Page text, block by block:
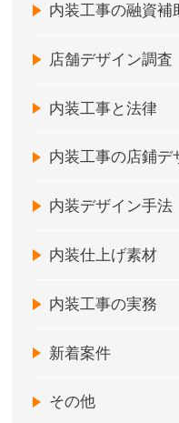
内装工事の融資補
店舗デザイン調査
内装工事と法律
内装工事の店鋪デ
内装デザイン手法
内装仕上げ素材
内装工事の実務
新着案件
その他